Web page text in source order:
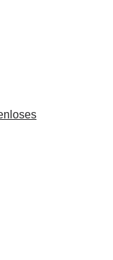
verfügbar.)